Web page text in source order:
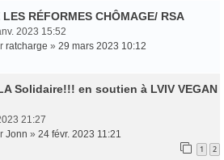
RÉFORMES CHÔMAGE/ RSA
2023 15:52
ratcharge » 29 mars 2023 10:12
Solidaire!!! en soutien à LVIV VEGAN
21:27
Jonn » 24 févr. 2023 11:21
1 2